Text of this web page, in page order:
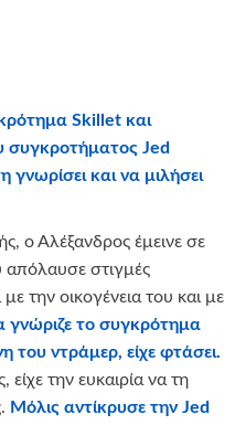
Skillet και
συγκροτήματος Jed
γνωρίσει και να μιλήσει
ο Αλέξανδρος έμεινε σε
απόλαυσε στιγμές
την οικογένεια του και με
γνώριζε το συγκρότημα
του ντράμερ, είχε φτάσει.
την ευκαιρία να τη
Μόλις αντίκρυσε την Jed